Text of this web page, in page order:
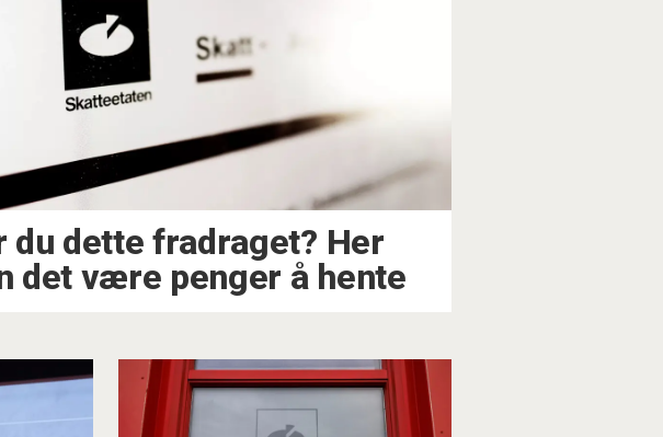
du dette fradraget? Her
det være penger å hente